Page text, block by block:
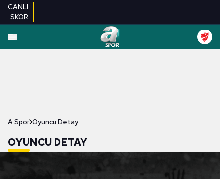
CANLI
SKOR
A Spor Oyuncu Detay
OYUNCU DETAY